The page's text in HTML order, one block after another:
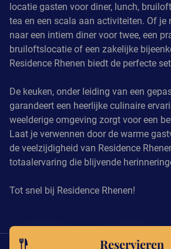
Reservieren
locatie gasten voor diner, lunch,
tea en een scala aan activiteiten. Of je
naar een intiem diner voor twee, een
bruiloftslocatie of een zakelijke
Residence Rhenen biedt de perfecte
De keuken, onder leiding van een
garandeert een heerlijke culinaire
weelderige omgeving zorgt voor een
Laat je verwennen door de warme
de veelzijdigheid van Residence
totaalervaring die blijvende
Tot snel bij Residence Rhenen!